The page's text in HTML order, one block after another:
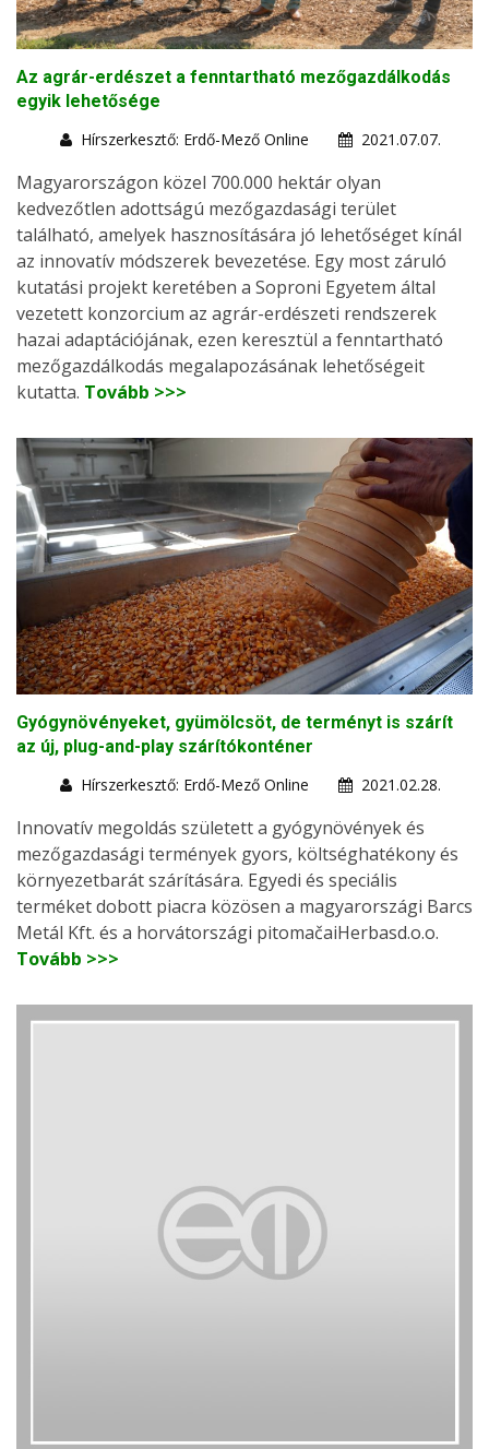
Az agrár-erdészet a fenntartható mezőgazdálkodás
egyik lehetősége
Hírszerkesztő: Erdő-Mező Online
2021.07.07.
Magyarországon közel 700.000 hektár olyan
kedvezőtlen adottságú mezőgazdasági terület
található, amelyek hasznosítására jó lehetőséget kínál
az innovatív módszerek bevezetése. Egy most záruló
kutatási projekt keretében a Soproni Egyetem által
vezetett konzorcium az agrár-erdészeti rendszerek
hazai adaptációjának, ezen keresztül a fenntartható
mezőgazdálkodás megalapozásának lehetőségeit
kutatta. Tovább >>>
Gyógynövényeket, gyümölcsöt, de terményt is szárít
az új, plug-and-play szárítókonténer
Hírszerkesztő: Erdő-Mező Online
2021.02.28.
Innovatív megoldás született a gyógynövények és
mezőgazdasági termények gyors, költséghatékony és
környezetbarát szárítására. Egyedi és speciális
terméket dobott piacra közösen a magyarországi Barcs
Metál Kft. és a horvátországi pitomačaiHerbasd.o.o.
Tovább >>>